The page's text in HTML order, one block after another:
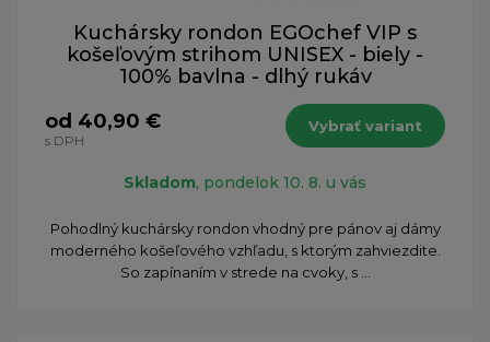
Kuchársky rondon EGOchef VIP s
košeľovým strihom UNISEX - biely -
100% bavlna - dlhý rukáv
od 40,90 €
s DPH
Vybrať variant
Skladom, pondelok 10. 8. u vás
Pohodlný kuchársky rondon vhodný pre pánov aj dámy
moderného košeľového vzhľadu, s ktorým zahviezdite.
So zapínaním v strede na cvoky, s ...